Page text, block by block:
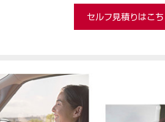
セルフ見積りはこち